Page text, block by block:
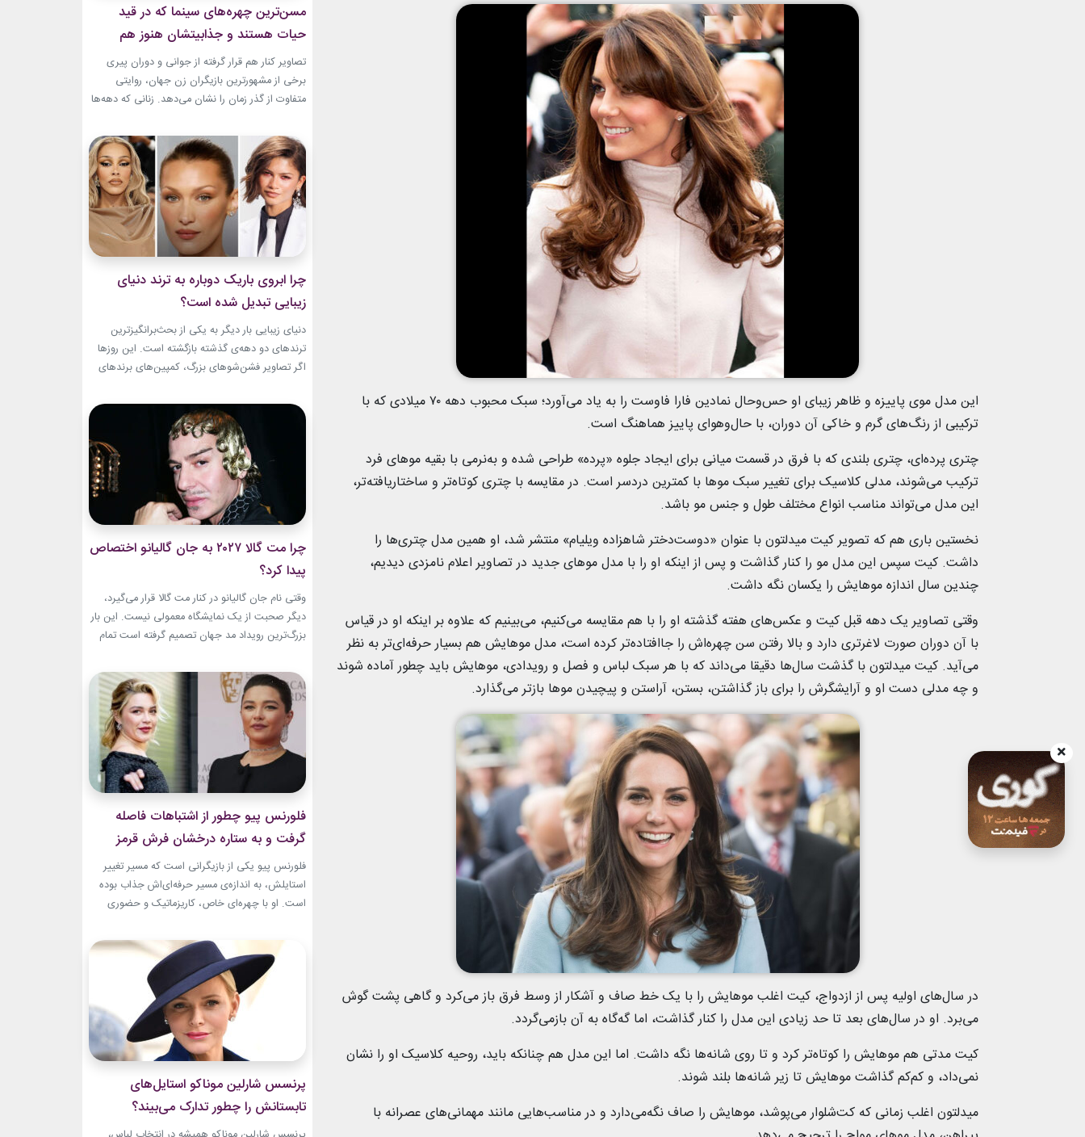
این مدل موی پاییزه و ظاهر زیبای او حس‌و‌حال نمادین فارا فاوست را به یاد می‌آورد؛ سبک محبوب دهه ۷۰ میلادی که با
ترکیبی از رنگ‌های گرم و خاکی آن دوران، با حال‌وهوای پاییز هماهنگ است.
چتری پرده‌ای، چتری بلندی که با فرق در قسمت میانی برای ایجاد جلوه «پرده» طراحی شده‌ و به‌نرمی با بقیه موهای فرد
ترکیب می‌شوند، مدلی کلاسیک برای تغییر سبک موها با کمترین دردسر است. در مقایسه با چتری‌ کوتاه‌تر و ساختاریافته‌تر،
این مدل می‌تواند مناسب انواع مختلف طول و جنس مو باشد.
نخستین باری هم که تصویر کیت میدلتون با عنوان «دوست‌دختر شاهزاده ویلیام» منتشر شد، او همین مدل چتری‌ها را
داشت. کیت سپس این مدل مو را کنار گذاشت و پس ‌از اینکه او را با مدل موهای جدید در تصاویر اعلام نامزدی دیدیم،
چندین سال اندازه موهایش را یکسان نگه داشت.
وقتی تصاویر یک دهه قبل کیت و عکس‌های هفته گذشته او را با هم مقایسه می‌کنیم، می‌بینیم که علاوه بر اینکه او در قیاس
با آن دوران صورت لاغرتری دارد و بالا رفتن سن چهره‌اش را جاافتاده‌تر کرده است، مدل موهایش هم بسیار حرفه‌ای‌تر به نظر
می‌آید. کیت میدلتون با گذشت سال‌ها دقیقا می‌داند که با هر سبک لباس و فصل و رویدادی، موهایش باید چطور آماده شوند
و چه مدلی دست او و آرایشگرش را برای باز گذاشتن، بستن، آراستن و پیچیدن موها بازتر می‌گذارد.
در سال‌های اولیه پس از ازدواج، کیت اغلب موهایش را با یک خط صاف و آشکار از وسط فرق باز می‌کرد و گاهی پشت گوش
می‌برد. او در سال‌های بعد تا حد زیادی این مدل را کنار گذاشت، اما گه‌گاه به آن بازمی‌گردد.
کیت مدتی هم موهایش را کوتاه‌تر کرد و تا روی شانه‌ها نگه داشت. اما این مدل هم چنانکه باید، روحیه کلاسیک او را نشان
نمی‌داد، و کم‌کم گذاشت موهایش تا زیر شانه‌ها بلند شوند.
میدلتون اغلب زمانی که کت‌شلوار می‌پوشد، موهایش را صاف نگه‌‌می‌دارد و در مناسب‌هایی مانند مهمانی‌های عصرانه با
مسن‌ترین چهره‌های سینما که در قید
حیات هستند و جذابیتشان هنوز هم
باقیست!
تصاویر کنار هم قرار گرفته از جوانی و دوران پیری
برخی از مشهورترین بازیگران زن جهان، روایتی
متفاوت از گذر زمان را نشان می‌دهد. زنانی که دهه‌ها
و میراث هنری خود الهام‌بخش هستند. بازیگران زن
مسن سینما ثابت کرده‌اند که جذابیت واقعی تنها به
سال‌های جوانی محدود...
چرا ابروی باریک دوباره به ترند دنیای
زیبایی تبدیل شده است؟
دنیای زیبایی بار دیگر به یکی از بحث‌برانگیزترین
ترندهای دو دهه‌ی گذشته بازگشته است. این روزها
اگر تصاویر فشن‌شوهای بزرگ، کمپین‌های برندهای
حضور ابروی باریک مدرن را به‌وضوح خواهید دید. با
این حال، این بازگشت شباهت چندانی به ابروهای
بسیار نازک دهه ۱۹۹۰ و اوایل دهه...
چرا مت گالا ۲۰۲۷ به جان گالیانو اختصاص
پیدا کرد؟
وقتی نام جان گالیانو در کنار مت گالا قرار می‌گیرد،
دیگر صحبت از یک نمایشگاه معمولی نیست. این بار
بزرگ‌ترین رویداد مد جهان تصمیم گرفته است تمام
طراحان تاریخ را به تصویر بکشد. نمایشگاه John
Galliano: Horizons که با عنوان «افق‌های جان
گالیانو» شناخته می‌شود، فقط مرور لباس‌های...
فلورنس پیو چطور از اشتباهات فاصله
گرفت و به ستاره درخشان فرش قرمز
تبدیل شد؟
فلورنس پیو یکی از بازیگرانی است که مسیر تغییر
استایلش، به اندازه‌ی مسیر حرفه‌ای‌اش جذاب بوده
است. او با چهره‌ای خاص، کاریزماتیک و حضوری
سال‌های ابتدایی فعالیتش هنوز زبان شخصی خود را
در مد پیدا نکرده بود.لینک پیشنهادیخرید اکسسوری
و زیورآلات نقرهجدیدترین کالکشن 2026 دستبند...
پرنسس شارلین موناکو استایل‌های
تابستانش را چطور تدارک می‌بیند؟